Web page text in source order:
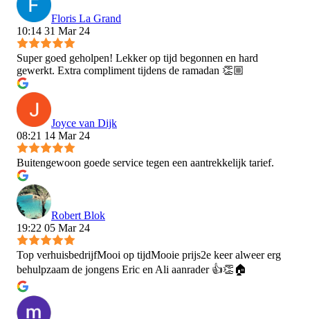
Floris La Grand
10:14 31 Mar 24
Super goed geholpen! Lekker op tijd begonnen en hard
gewerkt. Extra compliment tijdens de ramadan 👏🏼
Joyce van Dijk
08:21 14 Mar 24
Buitengewoon goede service tegen een aantrekkelijk tarief.
Robert Blok
19:22 05 Mar 24
Top verhuisbedrijfMooi op tijdMooie prijs2e keer alweer erg
behulpzaam de jongens Eric en Ali aanrader 👍👏🏠